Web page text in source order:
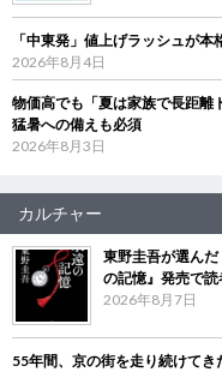
「中東発」値上げラッシュが
2026年8月4日
物価高でも「夏は家族で長距
猛暑への備えも必須
2026年8月3日
カルチャー
東野圭吾が選ん
の記憶』発売で
2026年8月7日
55年間、京の街を走り続けて